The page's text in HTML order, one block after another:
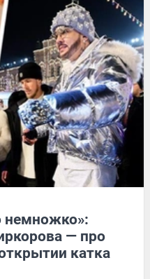
немножко»:
— про
катка